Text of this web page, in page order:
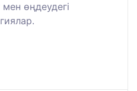
өңдеудегі